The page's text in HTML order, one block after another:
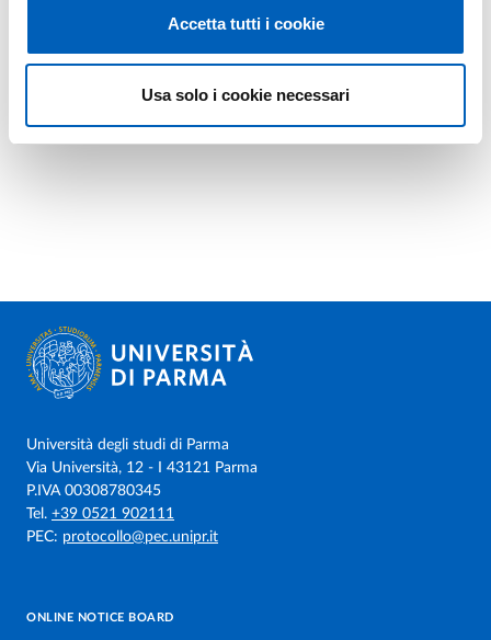
Accetta tutti i cookie
Usa solo i cookie necessari
Università degli studi di Parma
Via Università, 12 - I 43121 Parma
P.IVA 00308780345
Tel. +39 0521 902111
PEC: protocollo@pec.unipr.it
ONLINE NOTICE BOARD